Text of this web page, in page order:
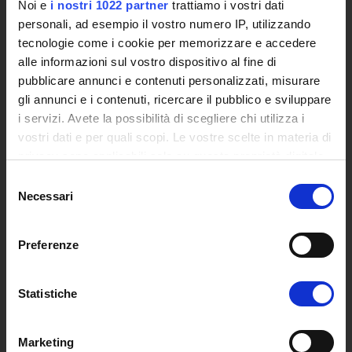
Noi e i nostri 1022 partner trattiamo i vostri dati
personali, ad esempio il vostro numero IP, utilizzando
tecnologie come i cookie per memorizzare e accedere
alle informazioni sul vostro dispositivo al fine di
pubblicare annunci e contenuti personalizzati, misurare
gli annunci e i contenuti, ricercare il pubblico e sviluppare
i servizi. Avete la possibilità di scegliere chi utilizza i
vostri dati e per quali scopi. Le vostre scelte in materia di
modificare o revocare il proprio consenso in qualsiasi
momento dalla Dichiarazione sui cookie o facendo clic
raccogliere informazioni sulla tua posizione
geografica, con un'approssimazione di qualche
Identificare il tuo dispositivo, scansionandolo
delNecessari
Preferenze
Statistiche
Marketing
Posta Elettronica Certificata - PEC
Bacheca del Rettore
DIDATTICA
Corsi di Laurea
Corsi di Perfezionamento
Dottorato di Ricerca
Certificazioni e Alta Formazione Professionale
Guida alla visualizzazione delle Schede Corso